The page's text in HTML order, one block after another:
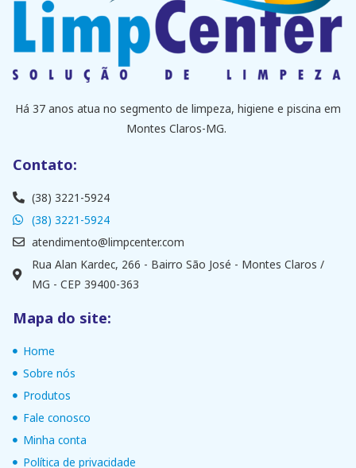
Há 37 anos atua no segmento de limpeza, higiene e piscina em
Montes Claros-MG.
Contato:
(38) 3221-5924
(38) 3221-5924
atendimento@limpcenter.com
Rua Alan Kardec, 266 - Bairro São José - Montes Claros /
MG - CEP 39400-363
Mapa do site:
Home
Sobre nós
Produtos
Fale conosco
Minha conta
Política de privacidade